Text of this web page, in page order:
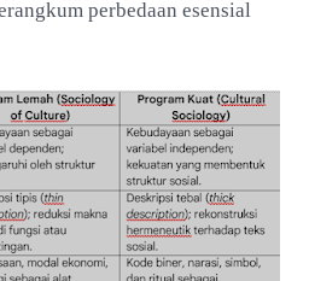
perbedaan esensial